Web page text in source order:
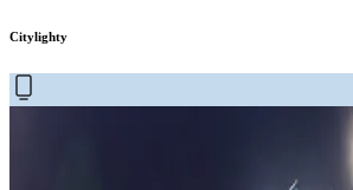
Citylighty